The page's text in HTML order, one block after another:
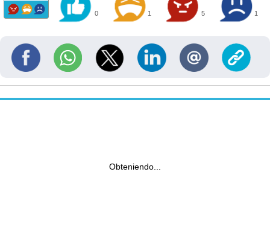
0 1 5 1
Obteniendo...